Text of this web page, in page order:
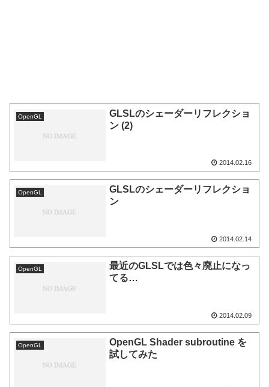
OpenGL
GLSLのシェーダーリフレクショ
ン (2)
2014.02.16
OpenGL
GLSLのシェーダーリフレクショ
ン
2014.02.14
OpenGL
最近のGLSLでは色々廃止になっ
てる…
2014.02.09
OpenGL
OpenGL Shader subroutine を
試してみた